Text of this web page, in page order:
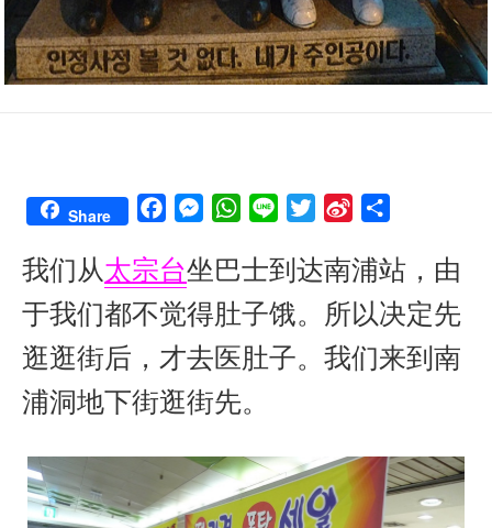
Share
c
e
b
o
o
k
s
e
n
g
e
W
a
s
A
p
p
n
i
n
W
e
i
a
e
我们从太宗台坐巴士到达南浦站，由
于我们都不觉得肚子饿。所以决定先
逛逛街后，才去医肚子。我们来到南
浦洞地下街逛街先。